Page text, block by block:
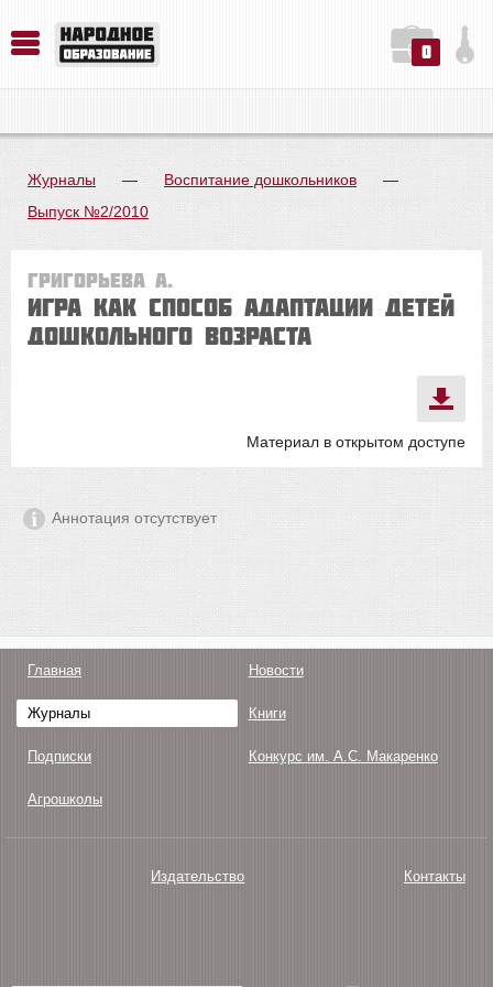
0
Журналы — Воспитание дошкольников
—
Выпуск №2/2010
Григорьева А.
ИГРА КАК СПОСОБ АДАПТАЦИИ ДЕТЕЙ
ДОШКОЛЬНОГО ВОЗРАСТА
Материал в открытом доступе
Аннотация отсутствует
Главная Новости
Журналы Книги
Подписки Конкурс им. А.С. Макаренко
Агрошколы
Издательство Контакты